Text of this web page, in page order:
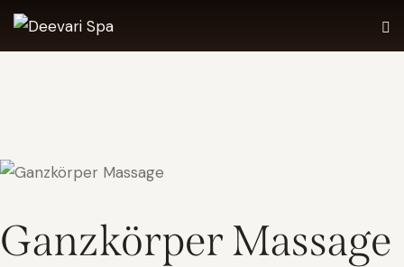
Ganzkörper Massage